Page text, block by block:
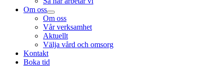
Om oss
Om oss
Vår verksamhet
Aktuellt
Välja vård och omsorg
Kontakt
Boka tid